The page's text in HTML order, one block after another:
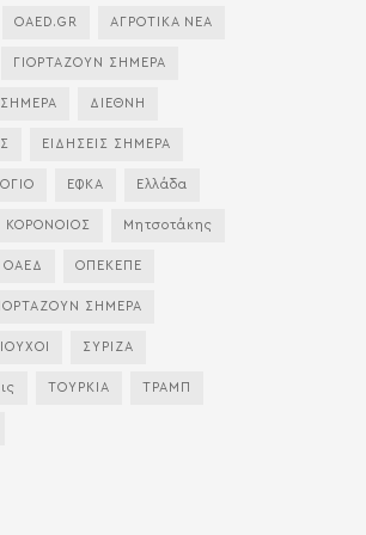
OAED.GR ΑΓΡΟΤΙΚΑ ΝΕΑ
ΓΙΟΡΤΑΖΟΥΝ ΣΗΜΕΡΑ
ΣΗΜΕΡΑ ΔΙΕΘΝΗ
ΕΙΔΗΣΕΙΣ ΣΗΜΕΡΑ
ΕΦΚΑ Ελλάδα
ΚΟΡΟΝΟΙΟΣ Μητσοτάκης
ΟΑΕΔ ΟΠΕΚΕΠΕ
ΣΗΜΕΡΑ
ΣΥΡΙΖΑ
ΤΟΥΡΚΙΑ ΤΡΑΜΠ